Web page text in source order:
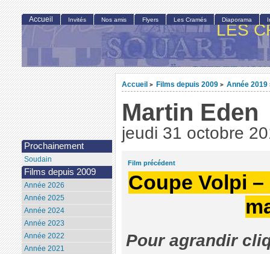
LES
Accueil > Films depuis 2009 > Année 2019
Martin Eden
jeudi 31 octobre
Film précédent
Coupe Volpi
Pour agrandir
Accueil Invités Nos amis Flyers Les Cramés Diaporama
Prochainement
Soudain
Films depuis 2009
Année 2026
Année 2025
Année 2024
Année 2023
Année 2022
Année 2021